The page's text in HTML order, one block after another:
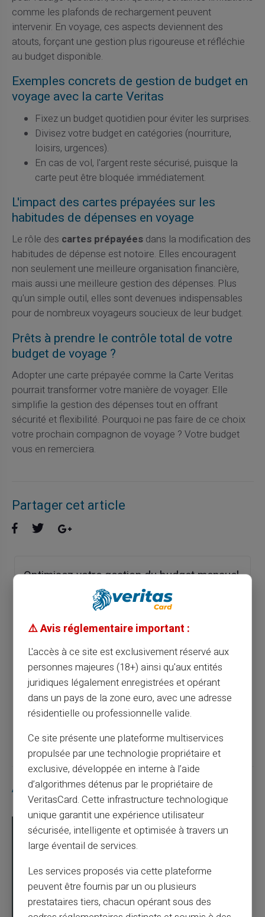
comme les plafonds de rechargement peuvent
intervenir. En voyage, ces aspects deviennent des
atouts, forçant une gestion plus rigoureuse et réfléchie
au budget disponible.
Exemples concrets de gestion de budget en
voyage avec la carte Veritas
Fixez un budget quotidien pour éviter les surprises.
Divisez votre budget en catégories (nourriture,
loisirs, urgences).
En cas de vol, l'argent reste sécurisé, puisque la
carte peut être bloquée immédiatement.
L'impact des cartes prépayées sur les
habitudes de dépenses en voyage
Le rôle des cartes prépayéesdans la modification des
habitudes de dépense est notoire. Elles encouragent
non seulement une meilleure organisation financière,
mais aussi une meilleure gestion des dépenses. Plus
qu'un simple outil, elles sont devenues indispensables
pour de nombreux voyageurs soucieux de leur budget.
Prêts à prendre le contrôle total de votre
budget de voyage ?
Adopter une carte prépayée comme la Carte Veritas
pourrait transformer votre manière de voyager. Elle
simplifie la gestion des dépenses tout en offrant
sécurité et flexibilité. Pourquoi ne pas faire de ce choix
votre prochain compagnon de voyage ? Votre budget
vous en remerciera.
Partager cet article
Optimisez votre gestion du budget mensuel
avec une carte prépayée
Article précédent
Optimisez votre budget de vacances avec
une carte prépayée
Articles similaires
⚠️ Avis réglementaire important :
L'accès à ce site est exclusivement réservé aux
personnes majeures (18+) ainsi qu'aux entités
juridiques légalement enregistrées et opérant
dans un pays de la zone euro, avec une adresse
résidentielle ou professionnelle valide.
Ce site présente une plateforme multiservices
propulsée par une technologie propriétaire et
exclusive, développée en interne à l’aide
d’algorithmes détenus par le propriétaire de
VeritasCard. Cette infrastructure technologique
unique garantit une expérience utilisateur
sécurisée, intelligente et optimisée à travers un
large éventail de services.
Les services proposés via cette plateforme
peuvent être fournis par un ou plusieurs
prestataires tiers, chacun opérant sous des